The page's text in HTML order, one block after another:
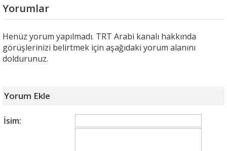
Yorumlar
Henüz yorum yapılmadı. TRT Arabi kanalı hakkında
görüşlerinizi belirtmek için aşağıdaki yorum alanını
doldurunuz.
Yorum Ekle
İsim: